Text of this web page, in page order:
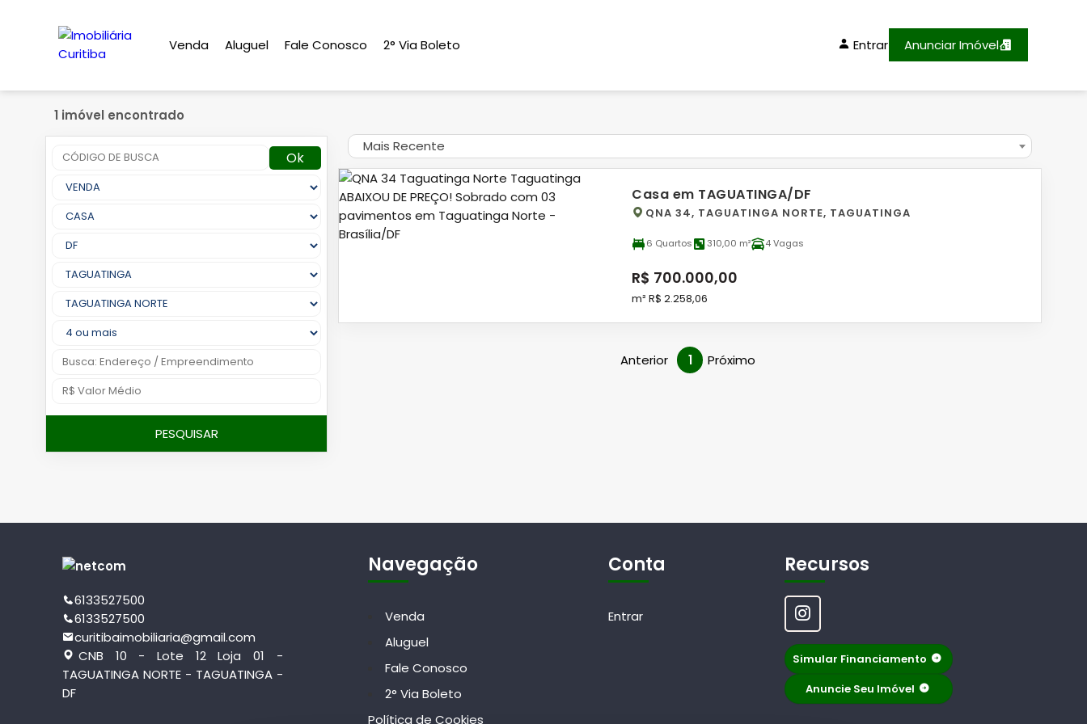
Venda Aluguel Fale Conosco 2° Via Boleto Entrar Anunciar Imóvel
1 imóvel encontrado
Ok
PESQUISAR
Mais Recente
Casa em TAGUATINGA/DF
QNA 34, TAGUATINGA NORTE, TAGUATINGA
6 Quartos 310,00 m² 4 Vagas
R$ 700.000,00
m² R$ 2.258,06
Anterior 1 Próximo
6133527500
6133527500
curitibaimobiliaria@gmail.com
CNB 10 - Lote 12 Loja 01 -
TAGUATINGA NORTE - TAGUATINGA -
DF
Navegação
Venda
Aluguel
Fale Conosco
2° Via Boleto
Política de Cookies
Conta
Entrar
Recursos
Simular Financiamento
Anuncie Seu Imóvel